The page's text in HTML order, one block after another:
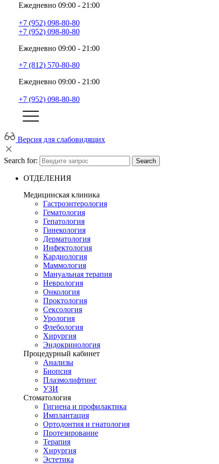
Ежедневно 09:00 - 21:00
+7 (952) 098-80-80
+7 (952) 098-80-80
Ежедневно 09:00 - 21:00
+7 (812) 570-80-80
Ежедневно 09:00 - 21:00
+7 (952) 098-80-80
Версия для слабовидящих
Search for: Search
ОТДЕЛЕНИЯ
Медицинская клиника
Гастроэнтерология
Гематология
Гепатология
Гинекология
Дерматология
Инфектология
Кардиология
Маммология
Мануальная терапия
Неврология
Онкология
Проктология
Сексология
Урология
Флебология
Хирургия
Эндокринология
Процедурный кабинет
Анализы
Биопсия
Плазмолифтинг
УЗИ
Стоматология
Гигиена и профилактика
Имплантация
Ортодонтия и гнатология
Протезирование
Терапия
Хирургия
Эстетика